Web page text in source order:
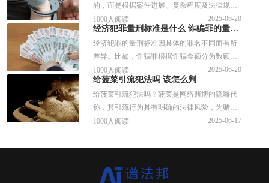
的，而是根据案件进展、复杂程度及法律规定
动态来进行调整的。在司法实践中，部分案件
由于涉及金额巨大、跨区域作案或证据收集困
难，可能会导致羁押期限延长。
1000人阅读 2025-06-20
经济犯罪量刑标准是什么 诈骗罪的量刑标准是什么
经济犯罪的量刑标准因具体的罪名不同而有所
差异。比如，诈骗罪根据诈骗金额分为数额较
大、数额巨大和数额特别巨大三种情况。其他
经济犯罪如非法吸收公众存款罪、职务侵占罪
等也有各自的量刑标准。
1000人阅读 2025-06-20
给菠菜引流犯法吗 该怎么判
给菠菜引流犯法吗？菠菜是网络赌博的隐晦代
称，其引流行为具有明确的法律风险，为赌博
网站推广引流可能构成开设赌场罪的共犯。那
容可供大家参考。
1000人阅读 2025-06-17